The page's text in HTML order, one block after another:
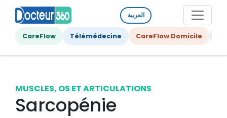
العربية
CareFlow Télémédecine CareFlow Domicile
MUSCLES, OS ET ARTICULATIONS
Sarcopénie